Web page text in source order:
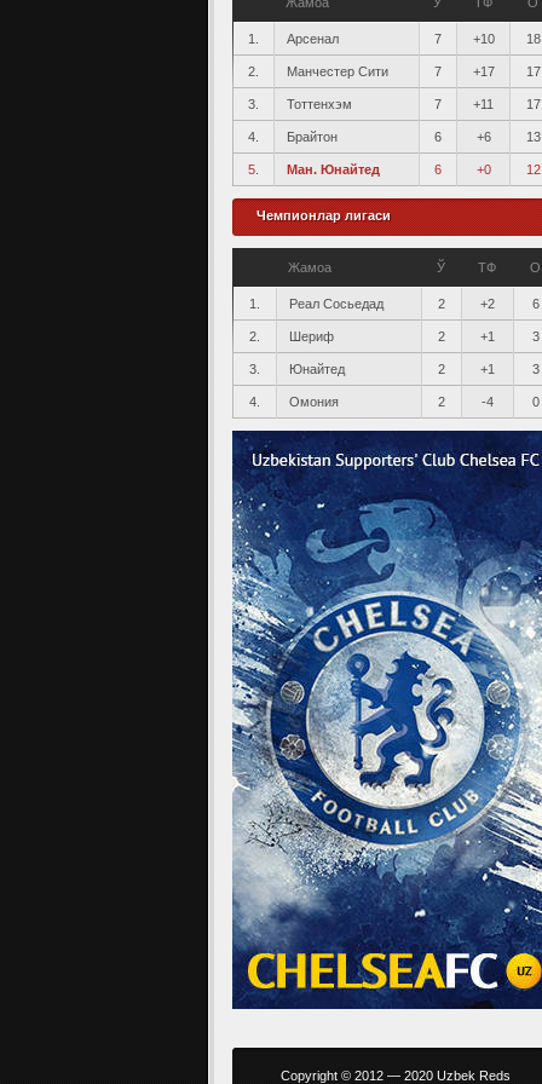
1. Арсенал 7 +10 18
2. Манчестер Сити 7 +17 17
3. Тоттенхэм 7 +11 17
4. Брайтон 6 +6 13
5. Ман. Юнайтед 6 +0 12
Чемпионлар лигаси
Жамоа Ў ТФ О
1. Реал Сосьедад 2 +2 6
2. Шериф 2 +1 3
3. Юнайтед 2 +1 3
4. Омония 2 -4 0
Copyright © 2012 — 2020 Uzbek Reds